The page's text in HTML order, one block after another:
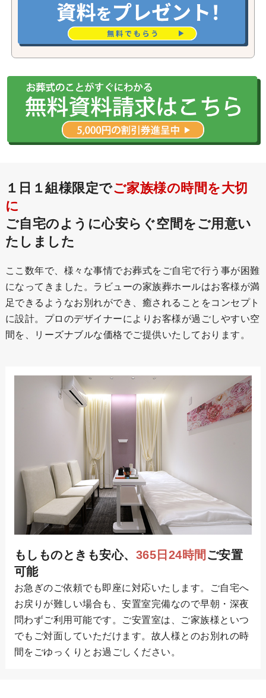
１日１組様限定でご家族様の時間を大切
に
ご自宅のように心安らぐ空間をご用意い
たしました
ここ数年で、様々な事情でお葬式をご自宅で行う事が困難
になってきました。ラビューの家族葬ホールはお客様が満
足できるようなお別れができ、癒されることをコンセプト
に設計。プロのデザイナーによりお客様が過ごしやすい空
間を、リーズナブルな価格でご提供いたしております。
もしものときも安心、 365日24時間 ご安置
可能
お急ぎのご依頼でも即座に対応いたします。ご自宅へ
お戻りが難しい場合も、安置室完備なので早朝・深夜
問わずご利用可能です。ご安置室は、ご家族様といつ
でもご対面していただけます。故人様とのお別れの時
間をごゆっくりとお過ごしください。